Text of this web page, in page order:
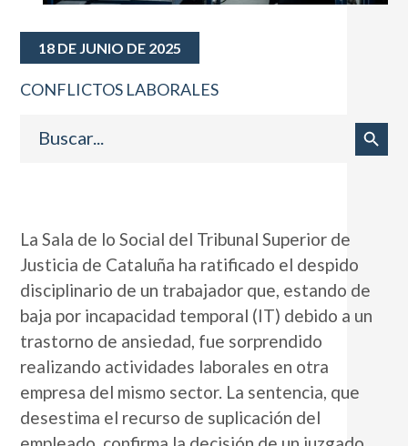
18 DE JUNIO DE 2025
CONFLICTOS LABORALES
Botón de búsqueda
La Sala de lo Social del Tribunal Superior de
Justicia de Cataluña ha ratificado el despido
disciplinario de un trabajador que, estando de
baja por incapacidad temporal (IT) debido a un
trastorno de ansiedad, fue sorprendido
realizando actividades laborales en otra
empresa del mismo sector. La sentencia, que
desestima el recurso de suplicación del